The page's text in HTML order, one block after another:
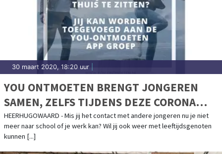
30 maart 2020, 18:20 uur
YOU ONTMOETEN BRENGT JONGEREN
SAMEN, ZELFS TIJDENS DEZE CORONA
CRISIS
HEERHUGOWAARD - Mis jij het contact met andere jongeren nu je niet
meer naar school of je werk kan? Wil jij ook weer met leeftijdsgenoten
kunnen [...]